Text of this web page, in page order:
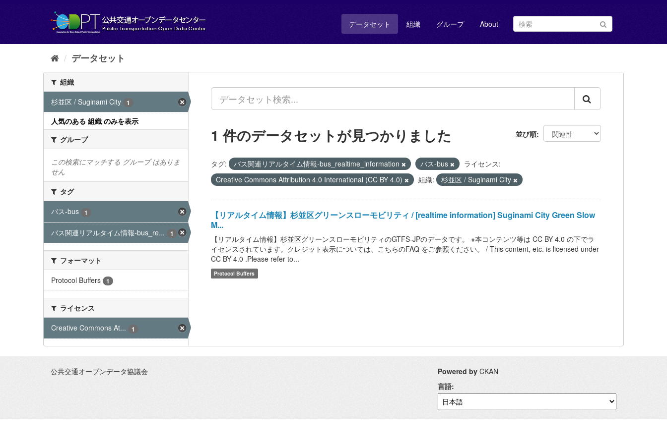
し
データセット 組織 グループ About
データセット
組織
杉並区 / Suginami City
1
人気のある 組織 のみを表示
グループ
この検索にマッチする グループ はありま
せん
タグ
バス-bus
1
バス関連リアルタイム情報-bus_re... 1
フォーマット
Protocol Buffers
1
ライセンス
Creative Commons At...
1
並び順
1 件のデータセットが見つかりました
タグ: バス関連リアルタイム情報-bus_realtime_information バス-bus
ライセンス:
Creative Commons Attribution 4.0 International (CC BY 4.0)
組織: 杉並区 / Suginami City
【リアルタイム情報】杉並区グリーンスローモビリティ / [realtime information] Suginami City Green Slow
M...
【リアルタイム情報】杉並区グリーンスローモビリティのGTFS-JPのデータです。 ※本コンテンツ等は CC BY 4.0 の下でラ
イセンスされています。クレジット表示については、こちらのFAQ をご参照ください。 / This content, etc. is licensed under
CC BY 4.0 .Please refer to...
Protocol Buffers
公共交通オープンデータ協議会 Powered by CKAN
言語